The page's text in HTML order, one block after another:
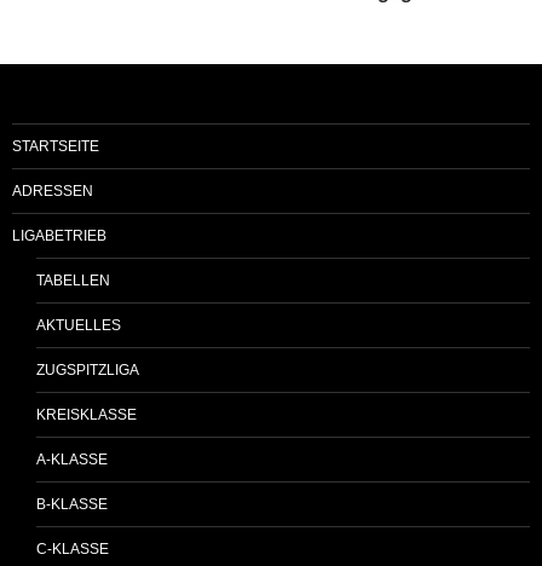
STARTSEITE
ADRESSEN
LIGABETRIEB
TABELLEN
AKTUELLES
ZUGSPITZLIGA
KREISKLASSE
A-KLASSE
B-KLASSE
C-KLASSE